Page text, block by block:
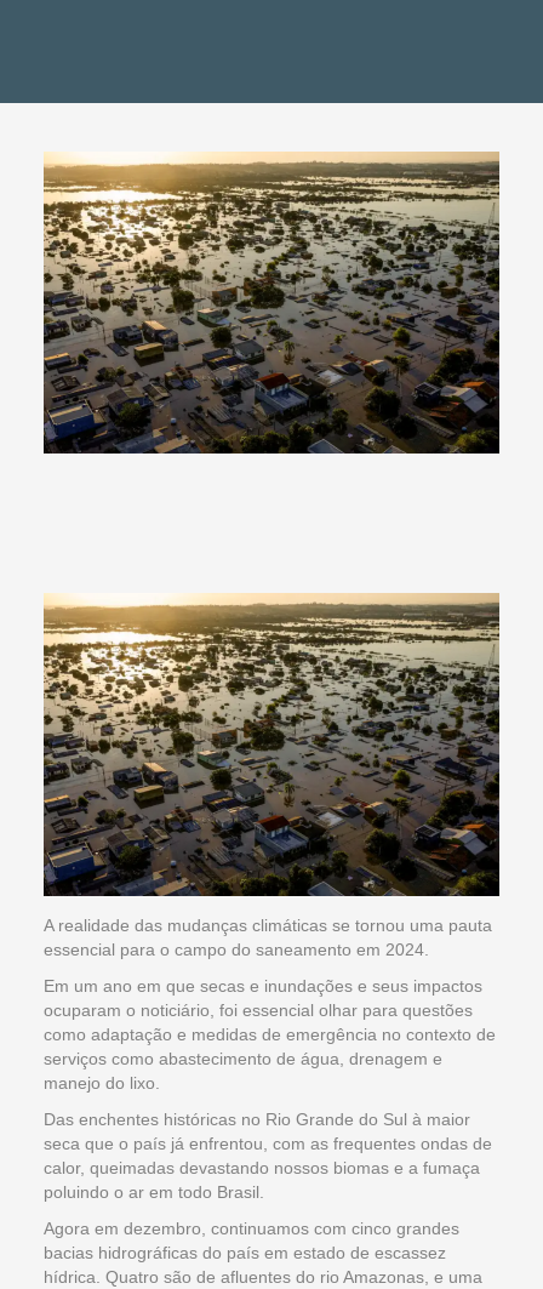
A realidade das mudanças climáticas se tornou uma pauta
essencial para o campo do saneamento em 2024.
Em um ano em que secas e inundações e seus impactos
ocuparam o noticiário, foi essencial olhar para questões
como adaptação e medidas de emergência no contexto de
serviços como abastecimento de água, drenagem e
manejo do lixo.
Das enchentes históricas no Rio Grande do Sul à maior
seca que o país já enfrentou, com as frequentes ondas de
calor, queimadas devastando nossos biomas e a fumaça
poluindo o ar em todo Brasil.
Agora em dezembro, continuamos com cinco grandes
bacias hidrográficas do país em estado de escassez
hídrica. Quatro são de afluentes do rio Amazonas, e uma